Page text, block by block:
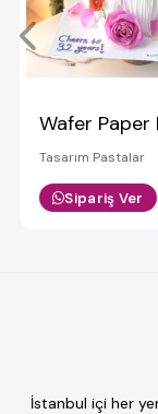
Tasarım Pastalar
Sipariş Ver
İstanbul içi her